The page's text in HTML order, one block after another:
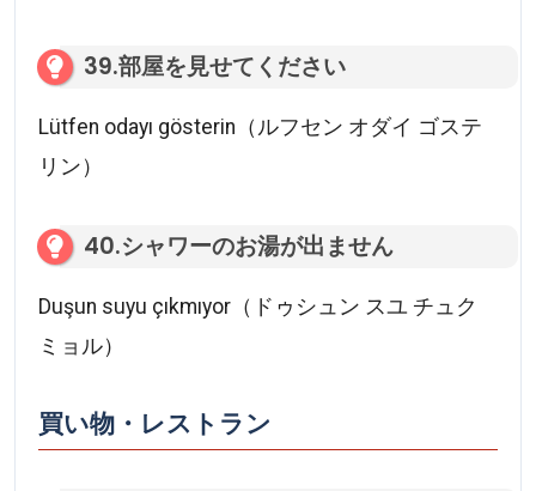
39.部屋を見せてください
Lütfen odayı gösterin（ルフセン オダイ ゴステ
リン）
40.シャワーのお湯が出ません
Duşun suyu çıkmıyor（ドゥシュン スユ チュク
ミョル）
買い物・レストラン